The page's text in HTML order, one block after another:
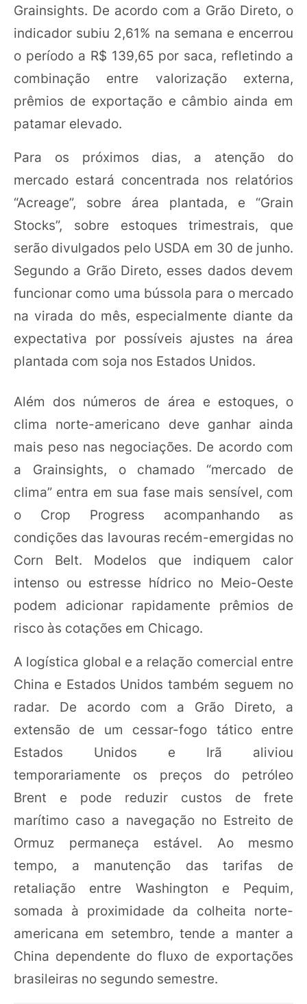
Grainsights. De acordo com a Grão Direto, o
indicador subiu 2,61% na semana e encerrou
o período a R$ 139,65 por saca, refletindo a
combinação entre valorização externa,
prêmios de exportação e câmbio ainda em
patamar elevado.
Para os próximos dias, a atenção do
mercado estará concentrada nos relatórios
“Acreage”, sobre área plantada, e “Grain
Stocks”, sobre estoques trimestrais, que
serão divulgados pelo USDA em 30 de junho.
Segundo a Grão Direto, esses dados devem
funcionar como uma bússola para o mercado
na virada do mês, especialmente diante da
expectativa por possíveis ajustes na área
plantada com soja nos Estados Unidos.
Além dos números de área e estoques, o
clima norte-americano deve ganhar ainda
mais peso nas negociações. De acordo com
a Grainsights, o chamado “mercado de
clima” entra em sua fase mais sensível, com
o Crop Progress acompanhando as
condições das lavouras recém-emergidas no
Corn Belt. Modelos que indiquem calor
intenso ou estresse hídrico no Meio-Oeste
podem adicionar rapidamente prêmios de
risco às cotações em Chicago.
A logística global e a relação comercial entre
China e Estados Unidos também seguem no
radar. De acordo com a Grão Direto, a
extensão de um cessar-fogo tático entre
Estados Unidos e Irã aliviou
temporariamente os preços do petróleo
Brent e pode reduzir custos de frete
marítimo caso a navegação no Estreito de
Ormuz permaneça estável. Ao mesmo
tempo, a manutenção das tarifas de
retaliação entre Washington e Pequim,
somada à proximidade da colheita norte-
americana em setembro, tende a manter a
China dependente do fluxo de exportações
brasileiras no segundo semestre.